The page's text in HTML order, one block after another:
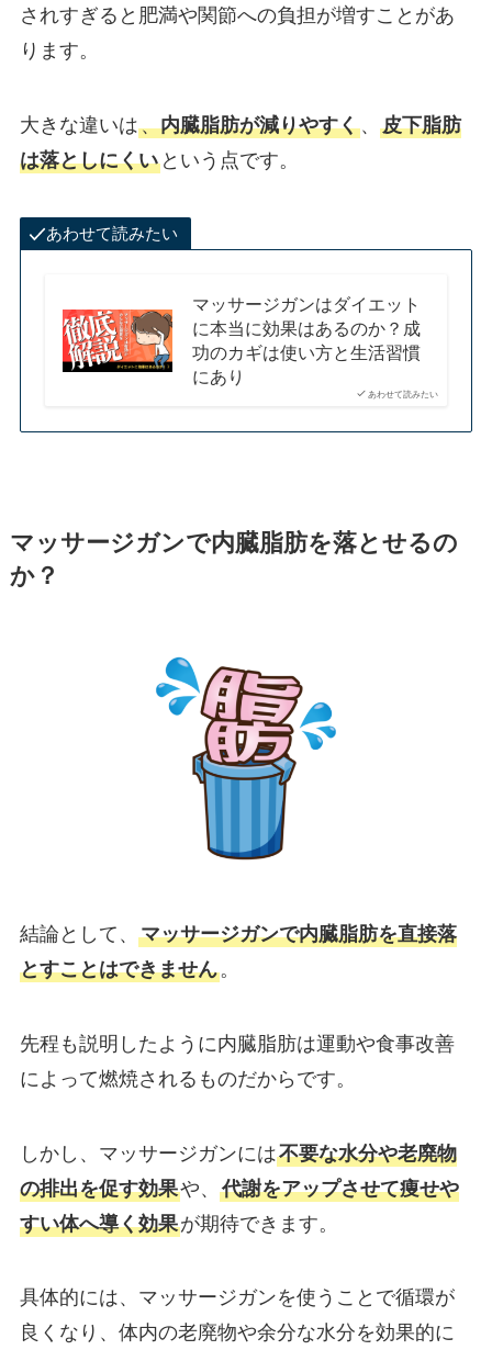
されすぎると肥満や関節への負担が増すことがあ
ります。
大きな違いは、内臓脂肪が減りやすく、 皮下脂肪
は落としにくいという点です。
あわせて読みたい
あわせて読みたい
マッサージガンはダイエット
に本当に効果はあるのか？成
功のカギは使い方と生活習慣
にあり
マッサージガンで内臓脂肪を落とせるの
か？
結論として、 マッサージガンで内臓脂肪を直接落
とすことはできません。
先程も説明したように内臓脂肪は運動や食事改善
によって燃焼されるものだからです。
しかし、マッサージガンには不要な水分や老廃物
の排出を促す効果や、 代謝をアップさせて痩せや
すい体へ導く効果が期待できます。
具体的には、マッサージガンを使うことで循環が
良くなり、体内の老廃物や余分な水分を効果的に